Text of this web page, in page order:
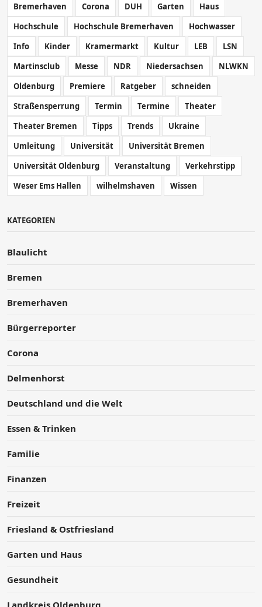
Bremerhaven
Corona DUH Garten
Haus
Hochschule
Hochschule Bremerhaven
Hochwasser
Info
Kinder Kramermarkt Kultur LEB
LSN
Martinsclub
Messe NDR Niedersachsen
NLWKN
Oldenburg
Premiere Ratgeber
schneiden
Straßensperrung
Termin Termine
Theater
Theater Bremen
Tipps Trends
Ukraine
Umleitung
Universität
Universität Bremen
Universität Oldenburg
Veranstaltung
Verkehrstipp
Weser Ems Hallen
wilhelmshaven Wissen
KATEGORIEN
Blaulicht
Bremen
Bremerhaven
Bürgerreporter
Corona
Delmenhorst
Deutschland und die Welt
Essen & Trinken
Familie
Finanzen
Freizeit
Friesland & Ostfriesland
Garten und Haus
Gesundheit
Landkreis Oldenburg